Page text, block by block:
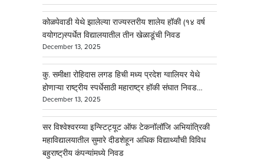
कोळपेवाडी येथे झालेल्या राज्यस्तरीय शालेय हॉकी (१४ वर्ष
वयोगट)स्पर्धेत विद्यालयातील तीन खेळाडूंची निवड
December 13, 2025
कु. समीक्षा रोहिदास लगड हिची मध्य प्रदेश ग्वालियर येथे
होणाऱ्या राष्ट्रीय स्पर्धेसाठी महाराष्ट्र हॉकी संघात निवड…
December 13, 2025
सर विश्वेश्वरय्या इन्स्टिट्यूट ऑफ टेकनॉलॉजि अभियांत्रिकी
महाविद्यालयातील सुमारे दीडशेहून अधिक विद्यार्थ्यांची विविध
बहुराष्ट्रीय कंपन्यांमध्ये निवड